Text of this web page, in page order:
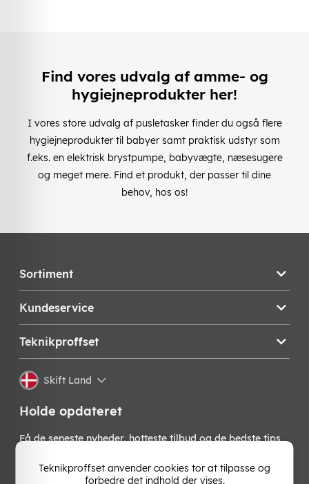
Find vores udvalg af amme- og
hygiejneprodukter her!
I vores store udvalg af pusletasker finder du også flere
hygiejneprodukter til babyer samt praktisk udstyr som
f.eks. en elektrisk brystpumpe, babyvægte, næsesugere
og meget mere. Find et produkt, der passer til dine
behov, hos os!
Sortiment
Kundeservice
Teknikproffset
Skift Land
Holde opdateret
Få de seneste nyheder, hotteste tilbud og de bedste tips
nyhedsbrev!
Teknikproffset anvender cookies tor at tilpasse og
forbedre det indhold der vises.